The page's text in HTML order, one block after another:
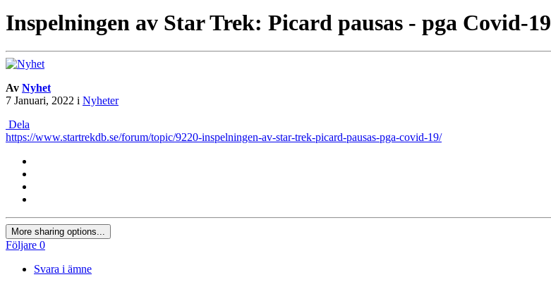
Inspelningen av Star Trek: Picard pausas - pga Covid-19
Av Nyhet
7 Januari, 2022 i Nyheter
Dela
https://www.startrekdb.se/forum/topic/9220-inspelningen-av-star-trek-picard-pausas-pga-covid-19/
More sharing options...
Följare 0
Svara i ämne